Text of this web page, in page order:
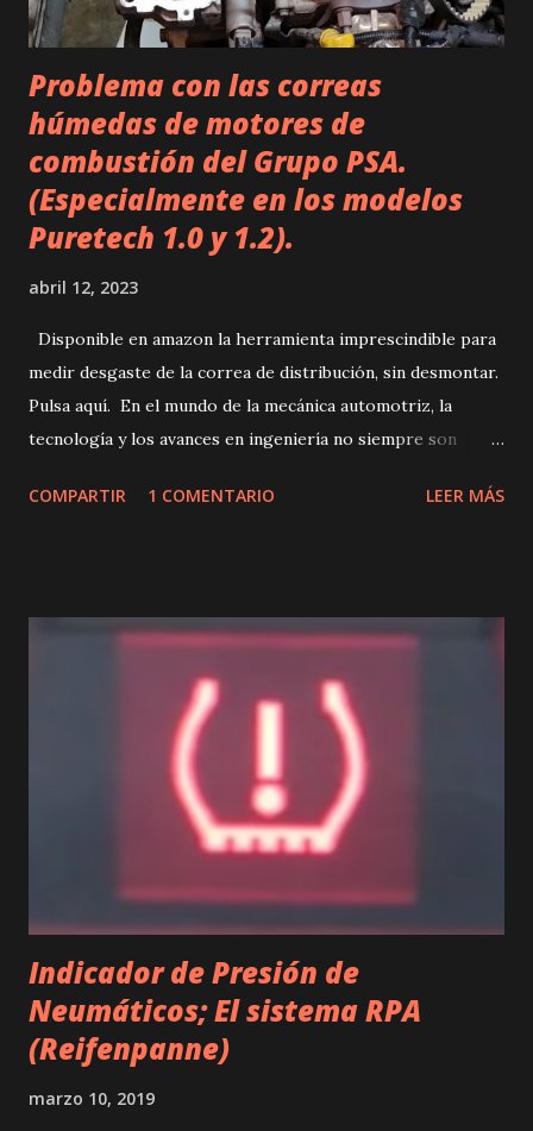
Problema con las correas
húmedas de motores de
combustión del Grupo PSA.
(Especialmente en los modelos
Puretech 1.0 y 1.2).
abril 12, 2023
Disponible en amazon la herramienta imprescindible para
medir desgaste de la correa de distribución, sin desmontar.
Pulsa aquí. En el mundo de la mecánica automotriz, la
tecnología y los avances en ingeniería no siempre son
recurrente que afecta a muchos vehículos: las correas de
elementos más importantes dentro de un motor. Esta pieza
se encarga de coordinar el movimiento de los pistones y las
válvulas, permitiendo que la combustión se produzca de
manera correcta. Por lo tanto, cualquier fallo en la correa
puede generar graves consecuencias, incluyendo la rotura
del motor. En este sentido, es comprensible que los
fabricantes busquen nuevas soluciones para mejorar la
En el caso de ...
COMPARTIR 1 COMENTARIO LEER MÁS
Indicador de Presión de
Neumáticos; El sistema RPA
(Reifenpanne)
marzo 10, 2019